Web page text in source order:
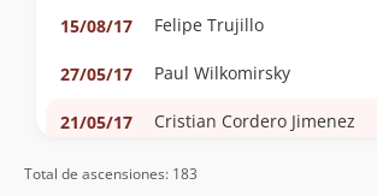
15/08/17 Felipe Trujillo
27/05/17 Paul Wilkomirsky
21/05/17 Cristian Cordero Jimenez
20/05/17 Marcela Fuentes
Total de ascensiones: 183